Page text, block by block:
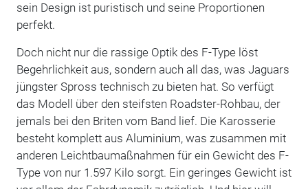
sein Design ist puristisch und seine Proportionen
perfekt.
Doch nicht nur die rassige Optik des F-Type löst
Begehrlichkeit aus, sondern auch all das, was Jaguars
jüngster Spross technisch zu bieten hat. So verfügt
das Modell über den steifsten Roadster-Rohbau, der
jemals bei den Briten vom Band lief. Die Karosserie
besteht komplett aus Aluminium, was zusammen mit
anderen Leichtbaumaßnahmen für ein Gewicht des F-
Type von nur 1.597 Kilo sorgt. Ein geringes Gewicht ist